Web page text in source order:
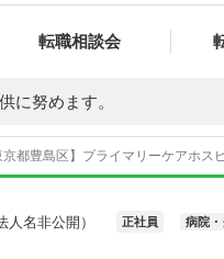
転職相談会
に努めます。
京都豊島区】プライマリーケアホ
名非公開） 正社員 病院・